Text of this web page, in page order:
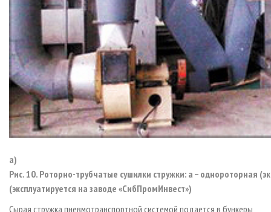
а)
Рис. 10. Роторно-трубчатые сушилки стружки: а – однороторная
(эксплуатируется на заводе «СибПромИнвест»)
Сырая стружка пневмотранспортной системой подается в бункеры